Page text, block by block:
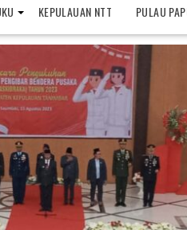
KEPULAUAN NTT PULAU